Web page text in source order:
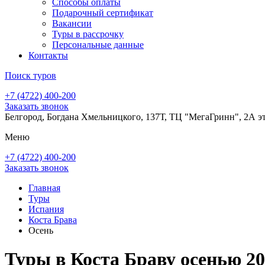
Подарочный сертификат
Вакансии
Туры в рассрочку
Персональные данные
Контакты
Поиск туров
+7 (4722) 400-200
Заказать звонок
Белгород, Богдана Хмельницкого, 137Т, ТЦ "МегаГринн", 2А
Меню
+7 (4722) 400-200
Заказать звонок
Главная
Туры
Испания
Коста Брава
Осень
Туры в Коста Браву осенью